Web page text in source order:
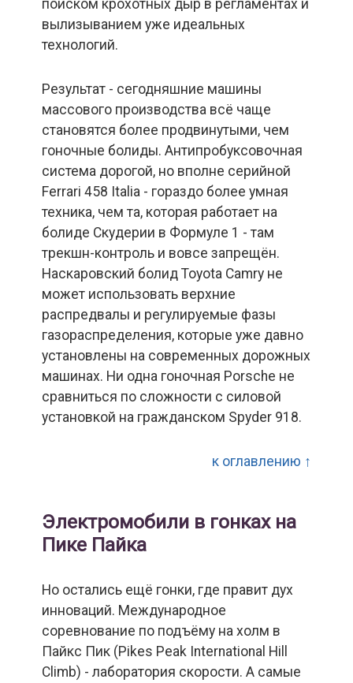
поиском крохотных дыр в регламентах и
вылизыванием уже идеальных
технологий.
Результат - сегодняшние машины
массового производства всё чаще
становятся более продвинутыми, чем
гоночные болиды. Антипробуксовочная
система дорогой, но вполне серийной
Ferrari 458 Italia - гораздо более умная
техника, чем та, которая работает на
болиде Скудерии в Формуле 1 - там
трекшн-контроль и вовсе запрещён.
Наскаровский болид Toyota Camry не
может использовать верхние
распредвалы и регулируемые фазы
газораспределения, которые уже давно
установлены на современных дорожных
машинах. Ни одна гоночная Porsche не
сравниться по сложности с силовой
установкой на гражданском Spyder 918.
к оглавлению ↑
Электромобили в гонках на
Пике Пайка
Но остались ещё гонки, где правит дух
инноваций. Международное
соревнование по подъёму на холм в
Пайкс Пик (Pikes Peak International Hill
Climb) - лаборатория скорости. А самые